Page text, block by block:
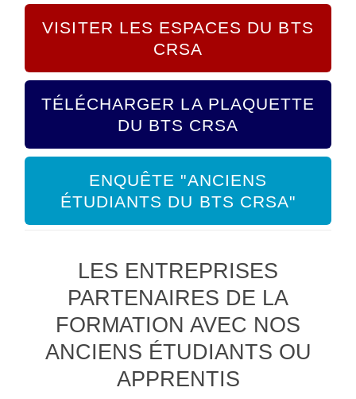
VISITER LES ESPACES DU BTS
CRSA
TÉLÉCHARGER LA PLAQUETTE
DU BTS CRSA
ENQUÊTE "ANCIENS
ÉTUDIANTS DU BTS CRSA"
LES ENTREPRISES
PARTENAIRES DE LA
FORMATION AVEC NOS
ANCIENS ÉTUDIANTS OU
APPRENTIS